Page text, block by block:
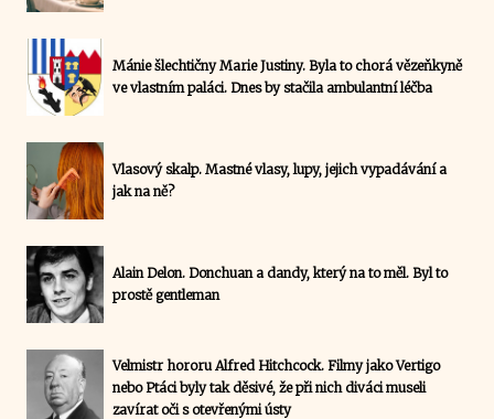
Mánie šlechtičny Marie Justiny. Byla to chorá vězeňkyně
ve vlastním paláci. Dnes by stačila ambulantní léčba
Vlasový skalp. Mastné vlasy, lupy, jejich vypadávání a
jak na ně?
Alain Delon. Donchuan a dandy, který na to měl. Byl to
prostě gentleman
Velmistr hororu Alfred Hitchcock. Filmy jako Vertigo
nebo Ptáci byly tak děsivé, že při nich diváci museli
zavírat oči s otevřenými ústy